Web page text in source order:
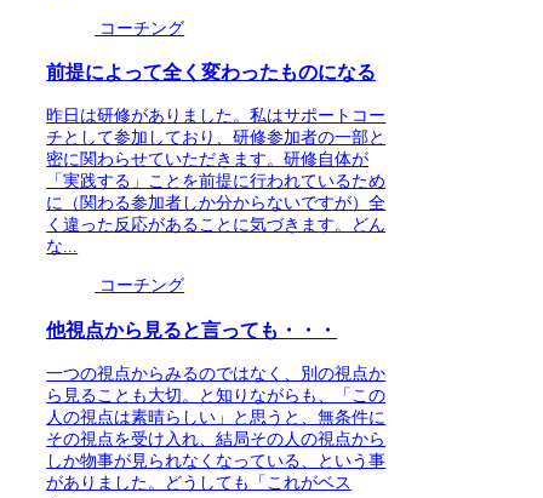
コーチング
前提によって全く変わったものになる
昨日は研修がありました。私はサポートコー
チとして参加しており、研修参加者の一部と
密に関わらせていただきます。研修自体が
「実践する」ことを前提に行われているため
に（関わる参加者しか分からないですが）全
く違った反応があることに気づきます。どん
な...
コーチング
他視点から見ると言っても・・・
一つの視点からみるのではなく、別の視点か
ら見ることも大切。と知りながらも、「この
人の視点は素晴らしい」と思うと、無条件に
その視点を受け入れ、結局その人の視点から
しか物事が見られなくなっている、という事
がありました。どうしても「これがベス